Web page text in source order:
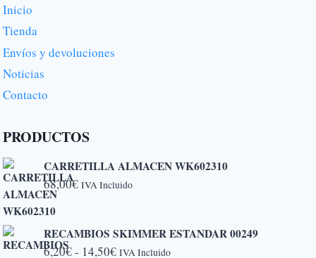
Inicio
Tienda
Envíos y devoluciones
Noticias
Contacto
PRODUCTOS
CARRETILLA ALMACEN WK602310
68,00€ IVA Incluido
RECAMBIOS SKIMMER ESTANDAR 00249
6,20€- 14,50€Rango
IVA Incluido